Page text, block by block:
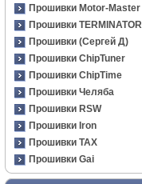
Прошивки Motor-Master
Прошивки TERMINATOR
Прошивки (Сергей Д)
Прошивки ChipTuner
Прошивки ChipTime
Прошивки Челяба
Прошивки RSW
Прошивки Iron
Прошивки TAX
Прошивки Gai